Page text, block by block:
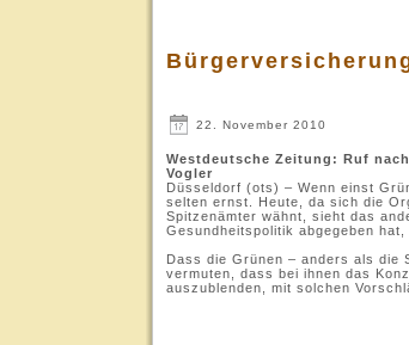
22. November 2010
Westdeutsche Zeitung: Ruf
Vogler
Düsseldorf (ots) – Wenn einst
selten ernst. Heute, da sich die
Spitzenämter wähnt, sieht das
Gesundheitspolitik abgegeben hat,
Dass die Grünen – anders als
vermuten, dass bei ihnen das
auszublenden, mit solchen